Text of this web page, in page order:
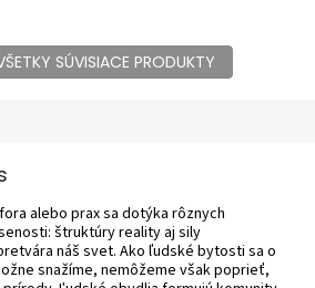
SÚVISIACE PRODUKTY
alebo prax sa dotýka rôznych
štruktúry reality aj sily
náš svet. Ako ľudské bytosti sa o
snažíme, nemôžeme však poprieť,